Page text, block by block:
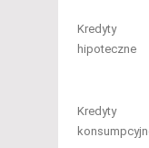
Kredyty
hipoteczne
Kredyty